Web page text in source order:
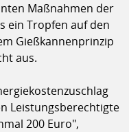
Maßnahmen der
ein Tropfen auf den
Gießkannenprinzip
aus.
Leistungsberechtigte
200 Euro",